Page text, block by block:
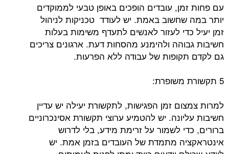
עם פחות זמן, עובדים הופכים באופן טבעי לממוקדים
יותר במה שחשוב באמת. יש לעודד טכניקות לניהול
זמן יעיל כדי לעזור לאנשים לתעדף משימות בעלות
חשיבות גבוהה ולהימנע מהסחות דעת. ארגונים צריכים
גם לקדם תקופות של עבודה ללא הפרעות.
5 תקשורת משופרת:
למרות צמצום זמן הפגישות, לתקשורת יעילה יש עדיין
חשיבות עליונה. יש להטמיע ערוצי תקשורת אסינכרוניים
ברורים, כדי לשמור על זרימת מידע, בלי לדרוש
אינטראקציה מתמדת של העובדים בזמן אמת. יש